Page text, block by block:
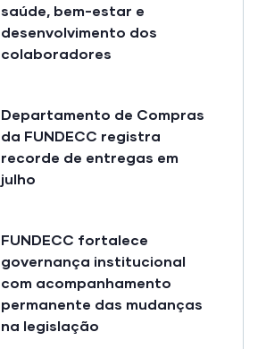
saúde, bem-estar e
desenvolvimento dos
colaboradores
Departamento de Compras
da FUNDECC registra
recorde de entregas em
julho
FUNDECC fortalece
governança institucional
com acompanhamento
permanente das mudanças
na legislação